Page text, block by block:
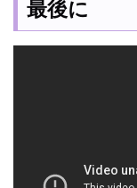
最後に